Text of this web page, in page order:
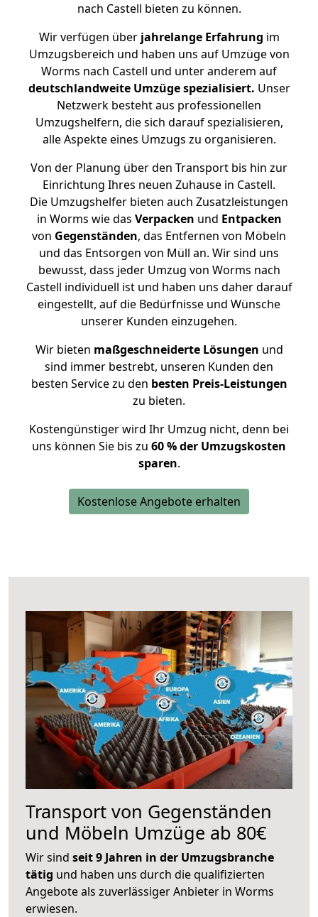
nach Castell bieten zu können.
Wir verfügen überjahrelange Erfahrung im
Umzugsbereich und haben uns auf Umzüge von
Worms nach Castell und unter anderem auf
deutschlandweite Umzüge spezialisiert. Unser
Netzwerk besteht aus professionellen
Umzugshelfern, die sich darauf spezialisieren,
alle Aspekte eines Umzugs zu organisieren.
Von der Planung über den Transport bis hin zur
Einrichtung Ihres neuen Zuhause in Castell.
Die Umzugshelfer bieten auch Zusatzleistungen
in Worms wie das Verpacken und Entpacken
von Gegenständen, das Entfernen von Möbeln
und das Entsorgen von Müll an. Wir sind uns
bewusst, dass jeder Umzug von Worms nach
Castell individuell ist und haben uns daher darauf
eingestellt, auf die Bedürfnisse und Wünsche
unserer Kunden einzugehen.
Wir bieten maßgeschneiderte Lösungen und
sind immer bestrebt, unseren Kunden den
besten Service zu den besten Preis-Leistungen
zu bieten.
Kostengünstiger wird Ihr Umzug nicht, denn bei
uns können Sie bis zu 60 % der Umzugskosten
sparen.
Kostenlose Angebote erhalten
Transport von Gegenständen
und Möbeln Umzüge ab 80€
Wir sind seit 9 Jahren in der Umzugsbranche
tätig und haben uns durch die qualifizierten
Angebote als zuverlässiger Anbieter in Worms
erwiesen.